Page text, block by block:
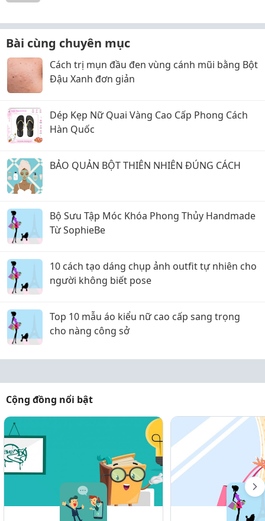
Bài cùng chuyên mục
Cách trị mụn đầu đen vùng cánh mũi bằng Bột
Đậu Xanh đơn giản
Dép Kẹp Nữ Quai Vàng Cao Cấp Phong Cách
Hàn Quốc
BẢO QUẢN BỘT THIÊN NHIÊN ĐÚNG CÁCH
Bộ Sưu Tập Móc Khóa Phong Thủy Handmade
Từ SophieBe
10 cách tạo dáng chụp ảnh outfit tự nhiên cho
người không biết pose
Top 10 mẫu áo kiểu nữ cao cấp sang trọng
cho nàng công sở
Cộng đồng nổi bật